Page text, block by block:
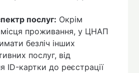
послуг: Окрім
місця проживання, у ЦНАП
безліч інших
послуг, від
ID-картки до реєстрації